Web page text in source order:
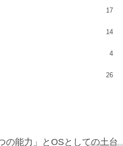
17
14
4
26
の能力」とOSとしての土台